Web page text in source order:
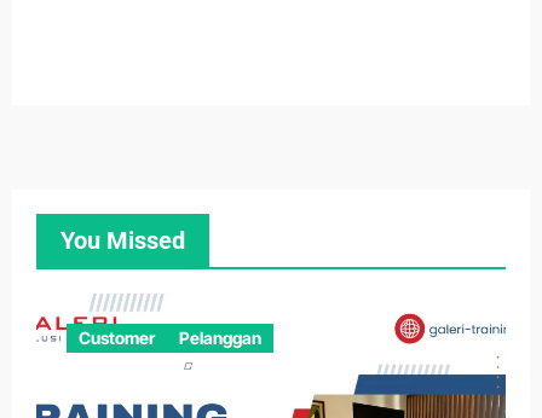
You Missed
Customer Pelanggan